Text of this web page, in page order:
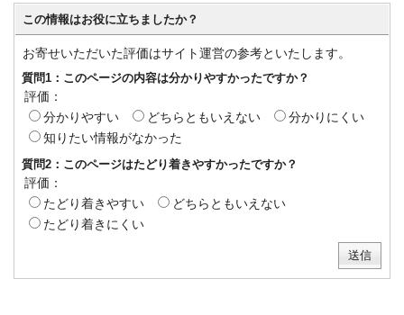
この情報はお役に立ちましたか？
お寄せいただいた評価はサイト運営の参考といたします。
質問1：このページの内容は分かりやすかったですか？
評価：
分かりやすい
どちらともいえない
分かりにくい
知りたい情報がなかった
質問2：このページはたどり着きやすかったですか？
評価：
たどり着きやすい
どちらともいえない
たどり着きにくい